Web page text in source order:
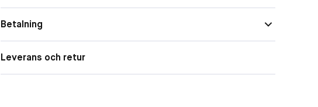
Betalning
Leverans och retur